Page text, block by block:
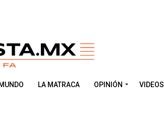
LA MATRACA OPINIÓN VIDEOS